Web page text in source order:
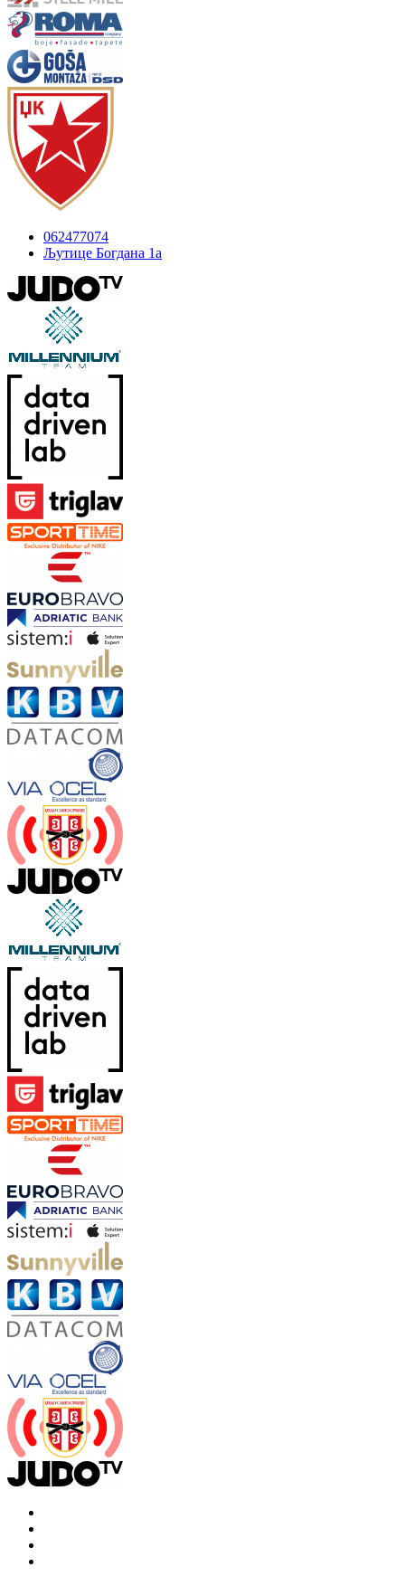
062477074
Љутице Богдана 1а